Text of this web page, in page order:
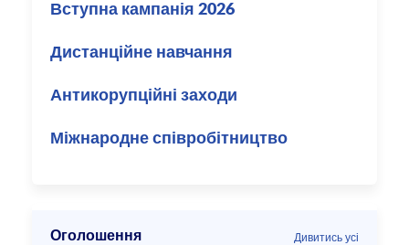
Вступна кампанія 2026
Дистанційне навчання
Антикорупційні заходи
Міжнародне співробітництво
Оголошення Дивитись усі